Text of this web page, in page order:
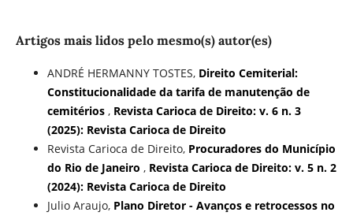
Artigos mais lidos pelo mesmo(s) autor(es)
ANDRÉ HERMANNY TOSTES, Direito Cemiterial:
Constitucionalidade da tarifa de manutenção de
cemitérios , Revista Carioca de Direito: v. 6 n. 3
(2025): Revista Carioca de Direito
Revista Carioca de Direito, Procuradores do Município
do Rio de Janeiro , Revista Carioca de Direito: v. 5 n. 2
(2024): Revista Carioca de Direito
Julio Araujo, Plano Diretor - Avanços e retrocessos no